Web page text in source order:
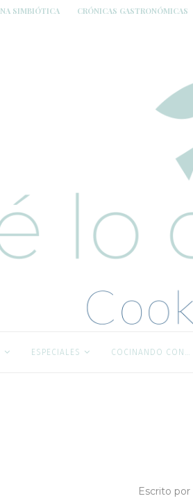
SIMBIÓTICA CRÓNICAS GASTRONÓMICAS
ESPECIALES COCINANDO CON…
Escrito por